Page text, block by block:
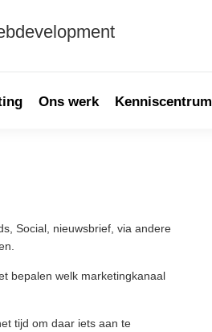
Ons werk Kenniscentrum
Social, nieuwsbrief, via andere
bepalen welk marketingkanaal
tijd om daar iets aan te